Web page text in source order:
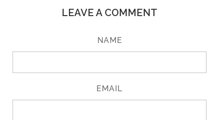
LEAVE A COMMENT
NAME
EMAIL